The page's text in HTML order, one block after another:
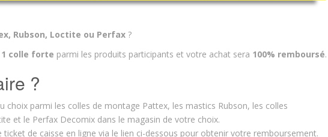
Rubson, Loctite ou Perfax ?
1 colle forte parmi les produits participants et votre achat sera 100% remboursé.
?
choix parmi les colles de montage Pattex, les mastics Rubson, les colles
et le Perfax Decomix dans le magasin de votre choix.
ticket de caisse en ligne via le lien ci-dessous pour obtenir votre remboursement.